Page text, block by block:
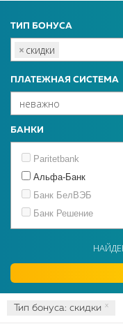
ТИП БОНУСА
× скидки
ПЛАТЕЖНАЯ СИСТЕМА
БАНКИ
Paritetbank
Альфа-Банк
Банк БелВЭБ
Банк Решение
Белагропромбанк
Белинвестбанк
Идея Банк
МТБанк
Тип бонуса: скидки x